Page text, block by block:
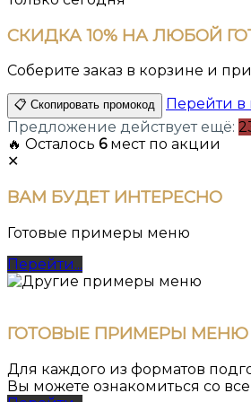
СКИДКА 10% НА ЛЮБОЙ
Соберите заказ в корзине и
📋 Скопировать промокод
Перейти в
Предложение действует ещё:
🔥 Осталось 6мест по акции
✕
ВАМ БУДЕТ ИНТЕРЕСНО
Готовые примеры меню
Перейти...
ГОТОВЫЕ ПРИМЕРЫ МЕНЮ
Для каждого из форматов
Вы можете ознакомиться со